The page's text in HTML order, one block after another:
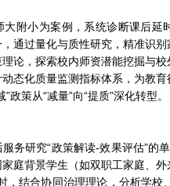
大附小为案例，系统诊断课后
通过量化与质性研究，精准识
论，探索校内师资潜能挖掘与
态化质量监测指标体系，为教
政策从“减量”向“提质”深化转型。
务研究“政策解读-效果评估”的
庭背景学生（如双职工家庭、
，结合协同治理理论，分析学